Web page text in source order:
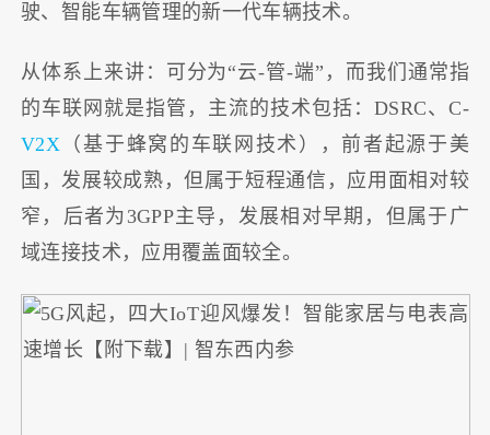
驶、智能车辆管理的新一代车辆技术。
从体系上来讲：可分为“云-管-端”，而我们通常指
的车联网就是指管，主流的技术包括：DSRC、C-
V2X （基于蜂窝的车联网技术），前者起源于美
国，发展较成熟，但属于短程通信，应用面相对较
窄，后者为3GPP主导，发展相对早期，但属于广
域连接技术，应用覆盖面较全。